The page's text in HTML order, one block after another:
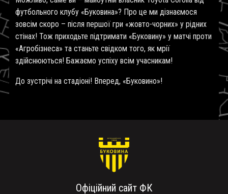
футбольного клубу «Буковина»? Про це ми дізнаємося
зовсім скоро – після першої гри «жовто-чорних» у рідних
стінах! Тож приходьте підтримати «Буковину» у матчі проти
«Агробізнеса» та станьте свідком того, як мрії
здійснюються! Бажаємо успіху всім учасникам!
До зустрічі на стадіоні! Вперед, «Буковино»!
Офіційний сайт ФК